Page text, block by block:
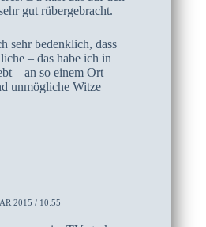
gut rübergebracht.
sehr bedenklich, dass
– das habe ich in
– an so einem Ort
unmögliche Witze
2015 / 10:55